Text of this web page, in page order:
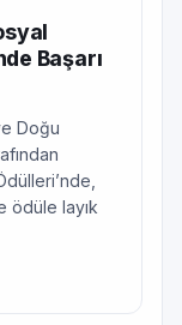
Başarı
Doğu
ödüle layık